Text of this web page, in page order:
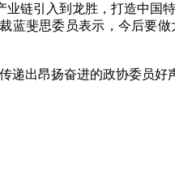
引入到龙胜，打造中国
蓝斐思委员表示，今后要
出昂扬奋进的政协委员好